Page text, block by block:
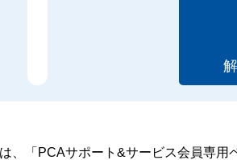
、「PCAサポート&サービス会員専用